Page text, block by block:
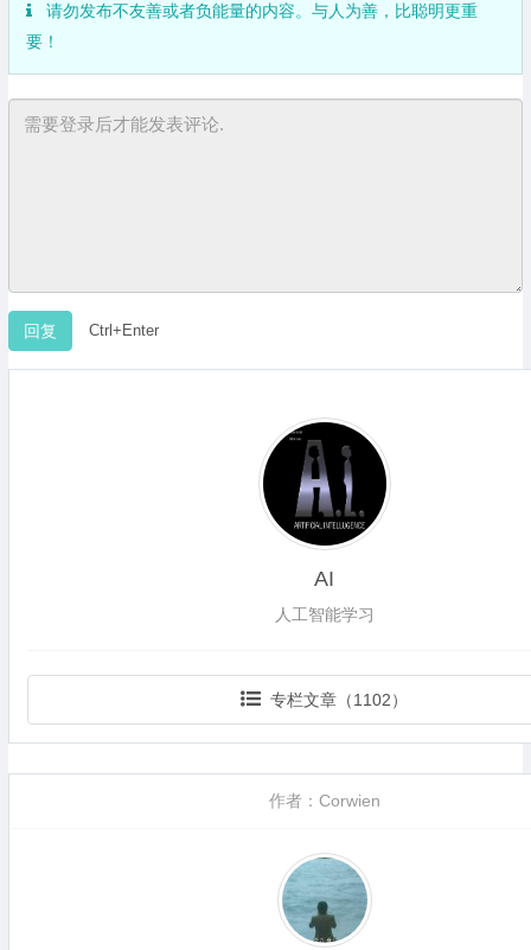
请勿发布不友善或者负能量的内容。与人为善，比聪明更重
要！
Ctrl+Enter
AI
人工智能学习
专栏文章（1102）
作者：Corwien